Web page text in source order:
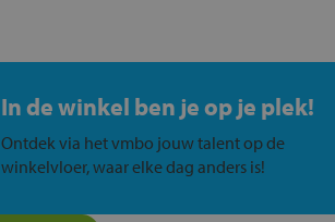
In de winkel ben je op je plek!
Ontdek via het vmbo jouw talent op de
winkelvloer, waar elke dag anders is!